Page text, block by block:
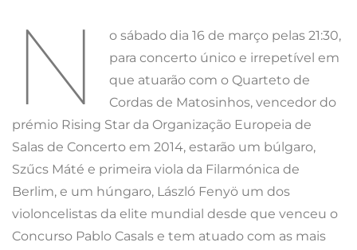
N
o sábado dia 16 de março pelas 21:30,
para concerto único e irrepetível em
que atuarão com o Quarteto de
Cordas de Matosinhos, vencedor do
prémio Rising Star da Organização Europeia de
Salas de Concerto em 2014, estarão um búlgaro,
Szűcs Máté e primeira viola da Filarmónica de
Berlim, e um húngaro, László Fenyö um dos
violoncelistas da elite mundial desde que venceu o
Concurso Pablo Casals e tem atuado com as mais